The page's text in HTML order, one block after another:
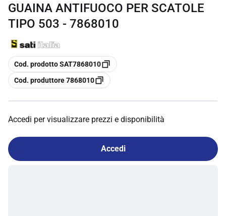
GUAINA ANTIFUOCO PER SCATOLE
TIPO 503 - 7868010
copia
Cod. prodotto SAT7868010
copia
Cod. produttore 7868010
Accedi per visualizzare prezzi e disponibilità
Accedi